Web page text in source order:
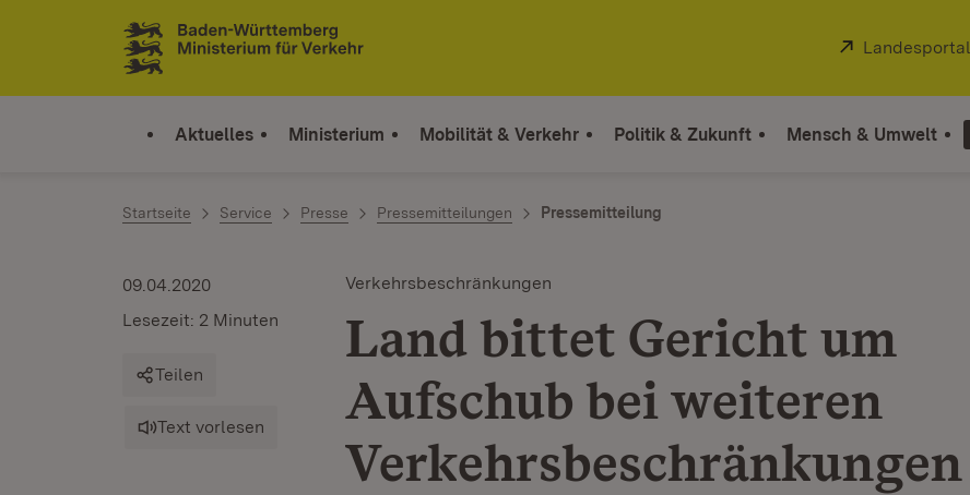
Zum Inhalt springen
Link zur Startseite
Extern:
Landesportal
Aktuelles Ministerium Mobilität & Verkehr Politik & Zukunft Mensch & Umwelt
Startseite Service Presse Pressemitteilungen Pressemitteilung
Verkehrsbeschränkungen
Land bittet Gericht um
Aufschub bei weiteren
Verkehrsbeschränkungen
09.04.2020
Lesezeit: 2 Minuten
Teilen
Text vorlesen